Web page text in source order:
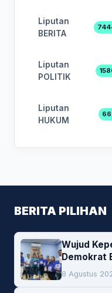
Liputan
BERITA
Liputan
POLITIK
Liputan
HUKUM
BERITA PILIHAN
Wujud
Demokrat
Darah
8 Agustus